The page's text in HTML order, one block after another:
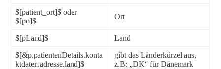
$[patient_ort]$ oder
$[po]$
Ort
$[pLand]$ Land
$[&p.patientenDetails.konta
ktdaten.adresse.land]$
gibt das Länderkürzel aus,
z.B: „DK“ für Dänemark